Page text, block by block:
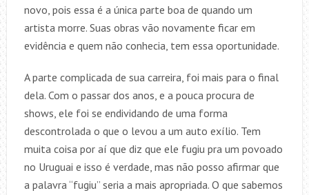
novo, pois essa é a única parte boa de quando um
artista morre. Suas obras vão novamente ficar em
evidência e quem não conhecia, tem essa oportunidade.
A parte complicada de sua carreira, foi mais para o final
dela. Com o passar dos anos, e a pouca procura de
shows, ele foi se endividando de uma forma
descontrolada o que o levou a um auto exílio. Tem
muita coisa por aí que diz que ele fugiu pra um povoado
no Uruguai e isso é verdade, mas não posso afirmar que
a palavra “fugiu” seria a mais apropriada. O que sabemos